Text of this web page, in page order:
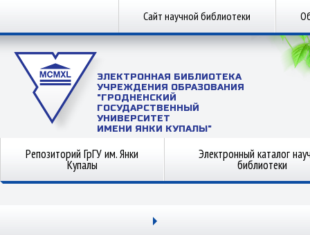
Сайт научной библиотеки
ЭЛЕКТРОННАЯ БИБЛИОТЕКА
УЧРЕЖДЕНИЯ ОБРАЗОВАНИЯ
"ГРОДНЕНСКИЙ
ГОСУДАРСТВЕННЫЙ
УНИВЕРСИТЕТ
ИМЕНИ ЯНКИ КУПАЛЫ"
Репозиторий ГрГУ им. Янки
Купалы
Электронный каталог
библиотеки